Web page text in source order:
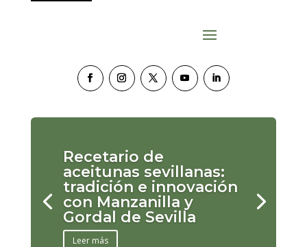
Recetario de
aceitunas sevillanas:
tradición e innovación
con Manzanilla y
Gordal de Sevilla
Leer más